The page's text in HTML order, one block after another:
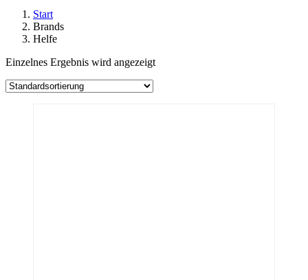
Start
Brands
Helfe
Einzelnes Ergebnis wird angezeigt